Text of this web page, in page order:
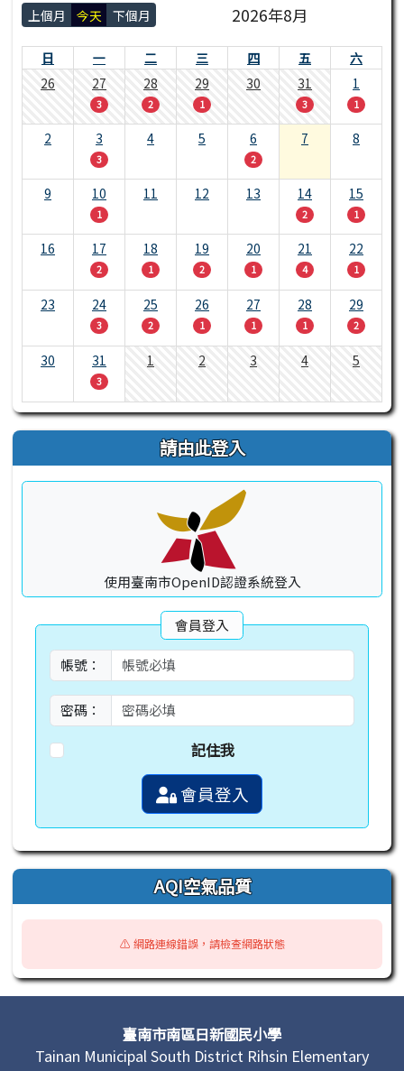
上個月 今天 下個月 2026年8月
日 一 二 三 四 五
六
26
27
3
28
2
29
1
30 31
3
1
1
2 3
3
4 5 6
2
7 8
9 10
1
11 12 13 14
2
15
1
16 17
2
18
1
19
2
20
1
21
4
22
1
23 24
3
25
2
26
1
27
1
28
1
29
2
30 31
3
1 2 3 4 5
請由此登入
使用臺南市OpenID認證系統登入
會員登入
帳號：
密碼：
記住我
會員登入
AQI空氣品質
⚠️ 網路連線錯誤，請檢查網路狀態
頁尾區域內容臺南市南區日新國民小學
Tainan Municipal South District Rihsin Elementary